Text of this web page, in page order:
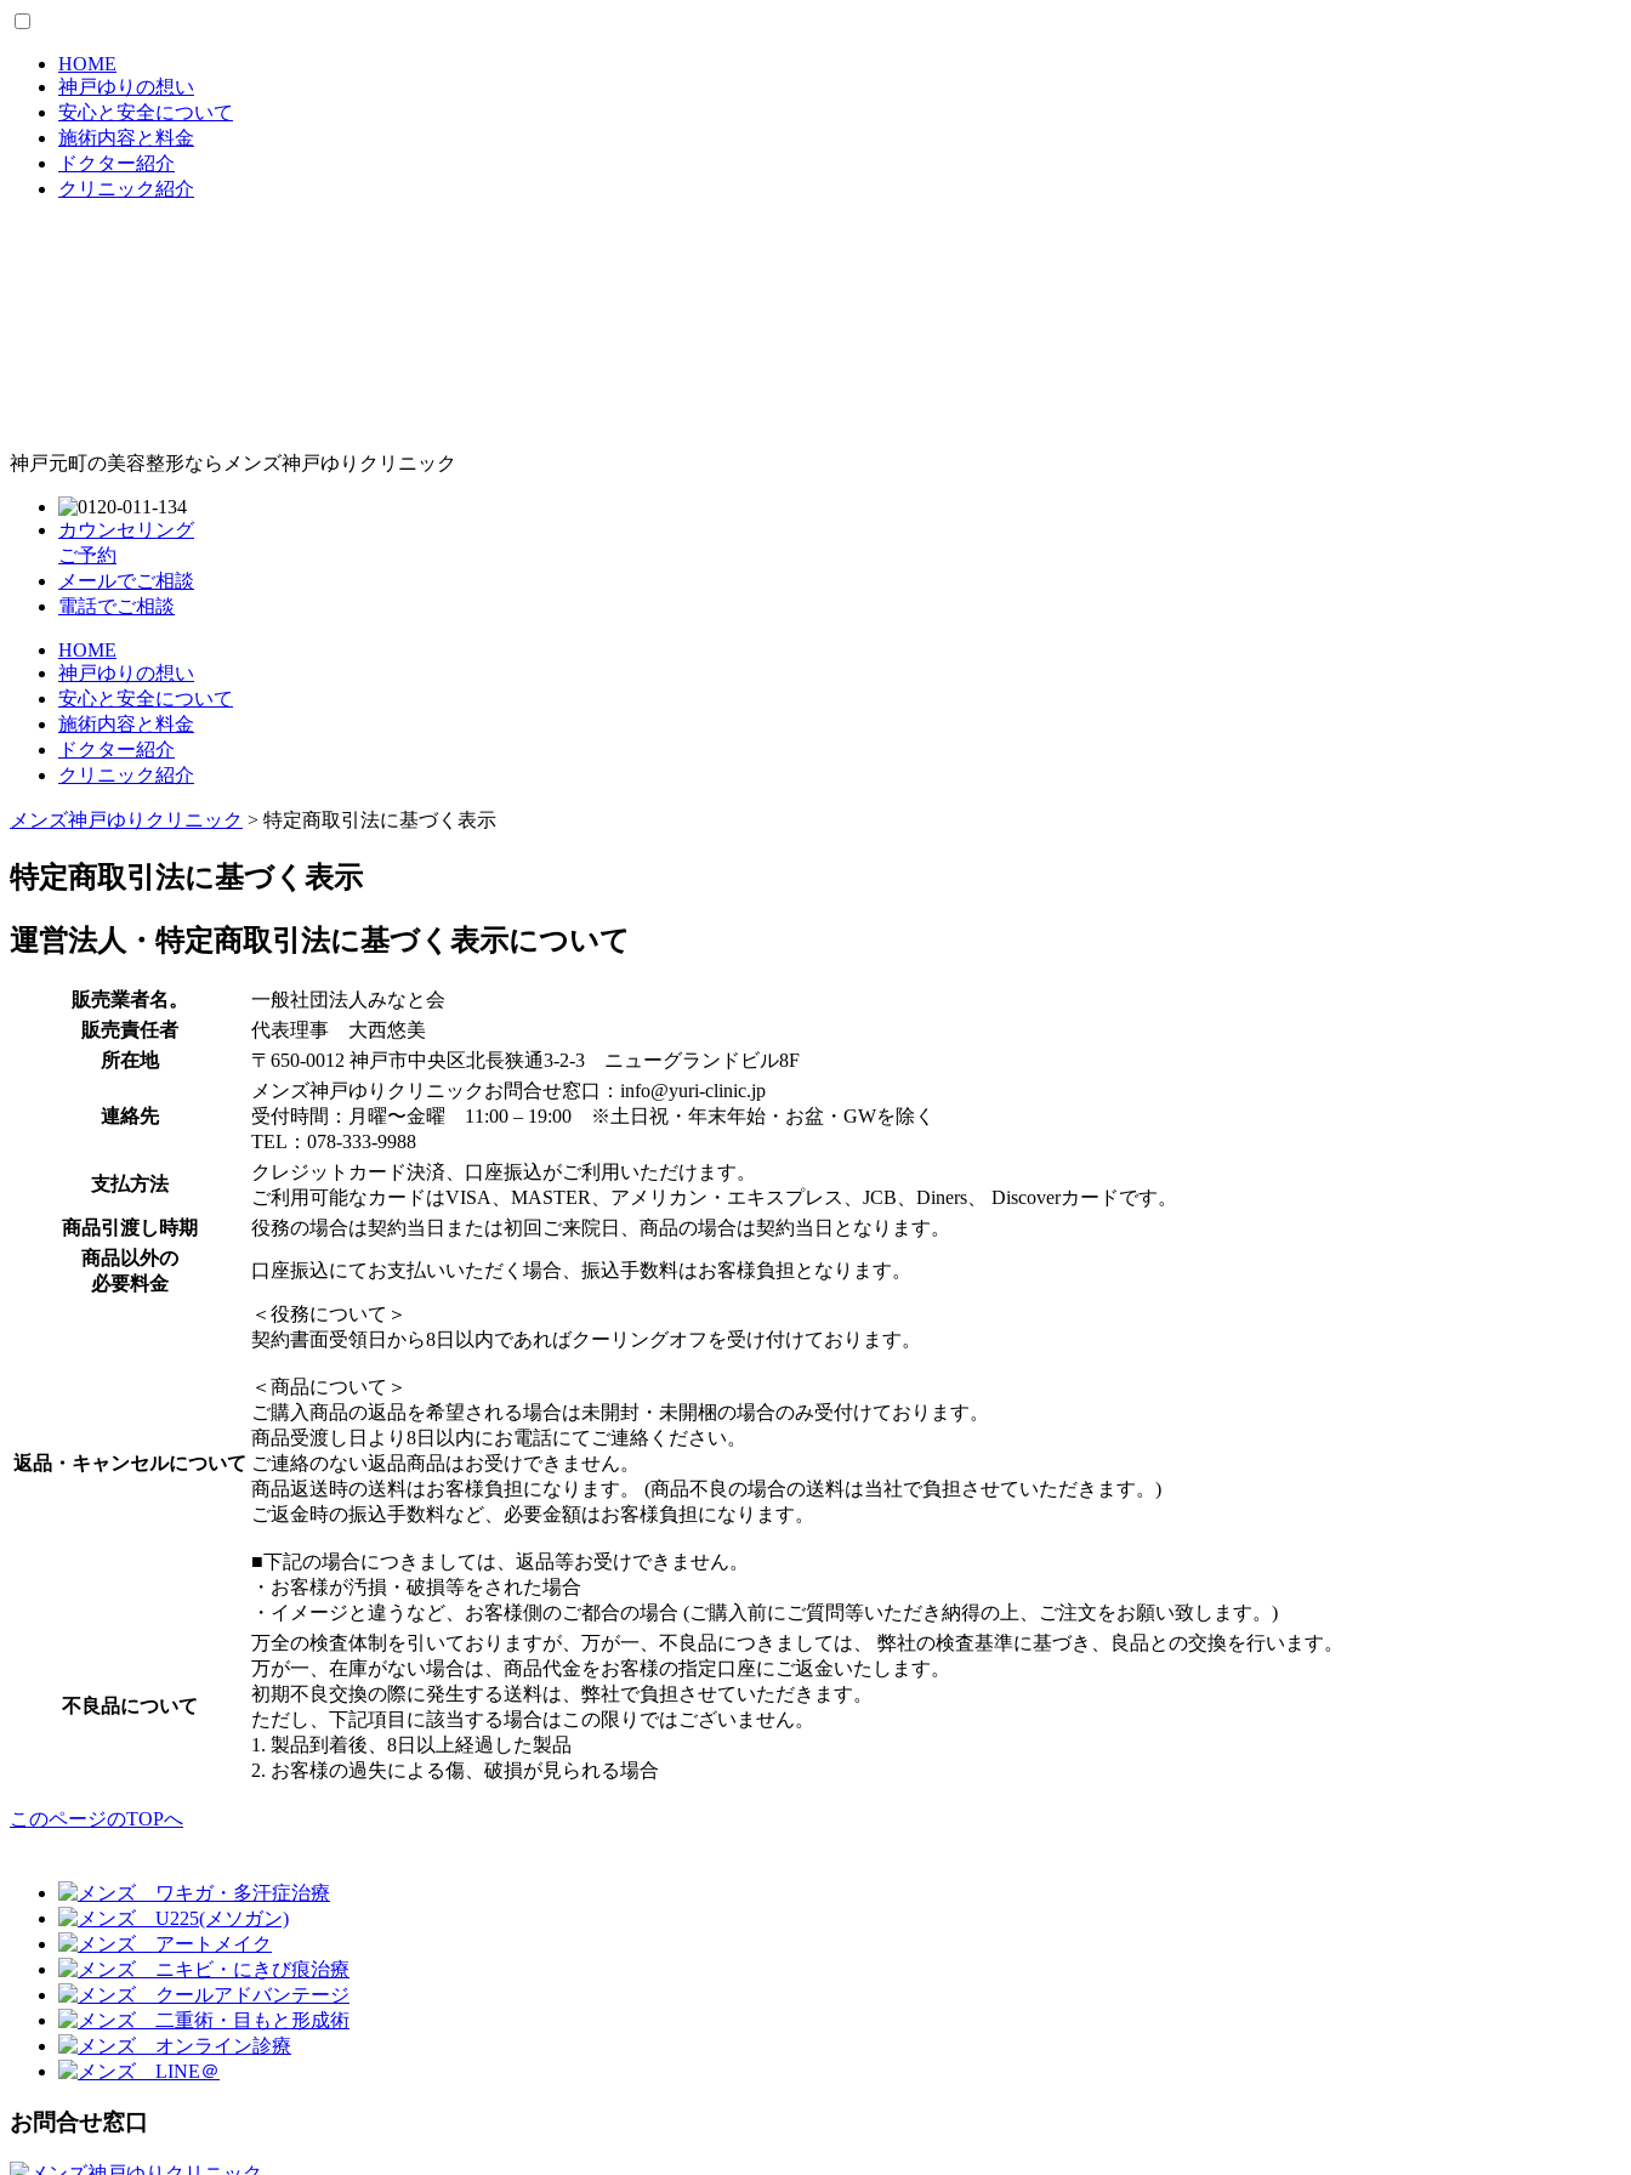
HOME
神戸ゆりの想い
安心と安全について
施術内容と料金
ドクター紹介
クリニック紹介
神戸元町の美容整形ならメンズ神戸ゆりクリニック
カウンセリング
ご予約
メールでご相談
電話でご相談
HOME
神戸ゆりの想い
安心と安全について
施術内容と料金
ドクター紹介
クリニック紹介
メンズ神戸ゆりクリニック > 特定商取引法に基づく表示
特定商取引法に基づく表示
運営法人・特定商取引法に基づく表示について
販売業者名。
一般社団法人みなと会
販売責任者
代表理事 大西悠美
所在地
〒650-0012 神戸市中央区北長狭通3-2-3 ニューグランドビル8F
連絡先
メンズ神戸ゆりクリニックお問合せ窓口：info@yuri-clinic.jp
受付時間：月曜〜金曜 11:00 – 19:00 ※土日祝・年末年始・お盆・GWを除く
TEL：078-333-9988
支払方法
クレジットカード決済、口座振込がご利用いただけます。
ご利用可能なカードはVISA、MASTER、アメリカン・エキスプレス、JCB、Diners、 Discoverカードです。
商品引渡し時期
役務の場合は契約当日または初回ご来院日、商品の場合は契約当日となります。
商品以外の
必要料金
口座振込にてお支払いいただく場合、振込手数料はお客様負担となります。
返品・キャンセルについて
＜役務について＞
契約書面受領日から8日以内であればクーリングオフを受け付けております。
＜商品について＞
ご購入商品の返品を希望される場合は未開封・未開梱の場合のみ受付けております。
商品受渡し日より8日以内にお電話にてご連絡ください。
ご連絡のない返品商品はお受けできません。
商品返送時の送料はお客様負担になります。 (商品不良の場合の送料は当社で負担させていただきます。)
ご返金時の振込手数料など、必要金額はお客様負担になります。
■下記の場合につきましては、返品等お受けできません。
・お客様が汚損・破損等をされた場合
・イメージと違うなど、お客様側のご都合の場合 (ご購入前にご質問等いただき納得の上、ご注文をお願い致します。)
不良品について
万全の検査体制を引いておりますが、万が一、不良品につきましては、 弊社の検査基準に基づき、良品との交換を行います。
万が一、在庫がない場合は、商品代金をお客様の指定口座にご返金いたします。
初期不良交換の際に発生する送料は、弊社で負担させていただきます。
ただし、下記項目に該当する場合はこの限りではございません。
1. 製品到着後、8日以上経過した製品
2. お客様の過失による傷、破損が見られる場合
このページのTOPへ
お問合せ窓口